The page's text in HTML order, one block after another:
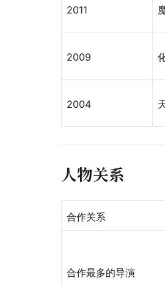
2011
2009
2004
人物关系
合作关系
合作最多的导演